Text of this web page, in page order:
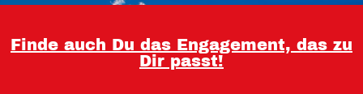
Finde auch Du das Engagement, das zu
Dir passt!